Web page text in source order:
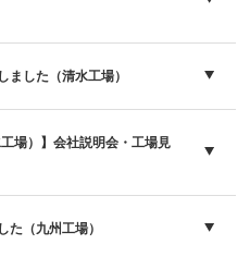
ました（清水工場）
場）】会社説明会・工場見
た（九州工場）